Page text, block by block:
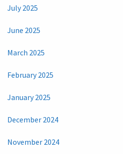
July 2025
June 2025
March 2025
February 2025
January 2025
December 2024
November 2024